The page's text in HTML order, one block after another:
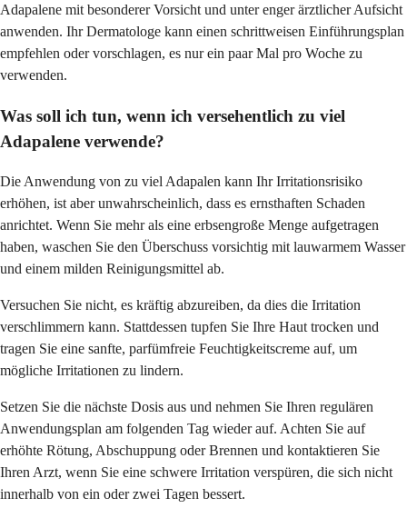
Adapalene mit besonderer Vorsicht und unter enger ärztlicher Aufsicht
anwenden. Ihr Dermatologe kann einen schrittweisen Einführungsplan
empfehlen oder vorschlagen, es nur ein paar Mal pro Woche zu
verwenden.
Was soll ich tun, wenn ich versehentlich zu viel
Adapalene verwende?
Die Anwendung von zu viel Adapalen kann Ihr Irritationsrisiko
erhöhen, ist aber unwahrscheinlich, dass es ernsthaften Schaden
anrichtet. Wenn Sie mehr als eine erbsengroße Menge aufgetragen
haben, waschen Sie den Überschuss vorsichtig mit lauwarmem Wasser
und einem milden Reinigungsmittel ab.
Versuchen Sie nicht, es kräftig abzureiben, da dies die Irritation
verschlimmern kann. Stattdessen tupfen Sie Ihre Haut trocken und
tragen Sie eine sanfte, parfümfreie Feuchtigkeitscreme auf, um
mögliche Irritationen zu lindern.
Setzen Sie die nächste Dosis aus und nehmen Sie Ihren regulären
Anwendungsplan am folgenden Tag wieder auf. Achten Sie auf
erhöhte Rötung, Abschuppung oder Brennen und kontaktieren Sie
Ihren Arzt, wenn Sie eine schwere Irritation verspüren, die sich nicht
innerhalb von ein oder zwei Tagen bessert.